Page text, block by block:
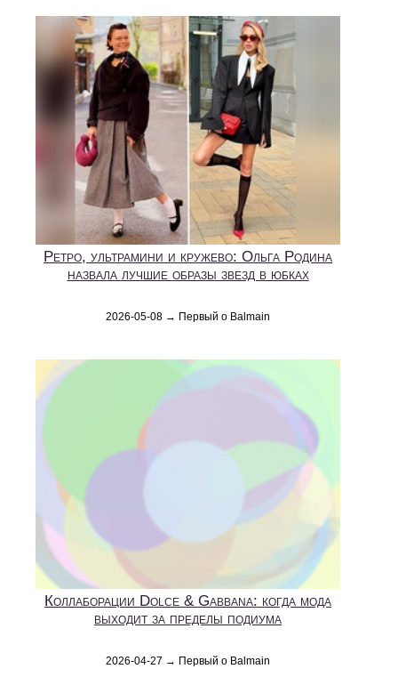
Ретро, ультрамини и кружево: Ольга Родина
назвала лучшие образы звезд в юбках
2026-05-08 → Первый о Balmain
Коллаборации Dolce & Gabbana: когда мода
выходит за пределы подиума
2026-04-27 → Первый о Balmain